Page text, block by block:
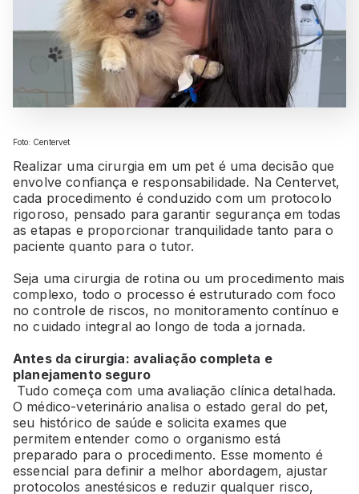
Foto: Centervet
Realizar uma cirurgia em um pet é uma decisão que
envolve confiança e responsabilidade. Na Centervet,
cada procedimento é conduzido com um protocolo
rigoroso, pensado para garantir segurança em todas
as etapas e proporcionar tranquilidade tanto para o
paciente quanto para o tutor.
Seja uma cirurgia de rotina ou um procedimento mais
complexo, todo o processo é estruturado com foco
no controle de riscos, no monitoramento contínuo e
no cuidado integral ao longo de toda a jornada.
Antes da cirurgia: avaliação completa e
planejamento seguro
Tudo começa com uma avaliação clínica detalhada.
O médico-veterinário analisa o estado geral do pet,
seu histórico de saúde e solicita exames que
permitem entender como o organismo está
preparado para o procedimento. Esse momento é
essencial para definir a melhor abordagem, ajustar
protocolos anestésicos e reduzir qualquer risco,